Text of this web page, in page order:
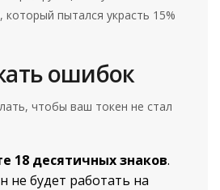
который пытался украсть 15%
ошибок
чтобы ваш токен не стал
18 десятичных знаков.
не будет работать на